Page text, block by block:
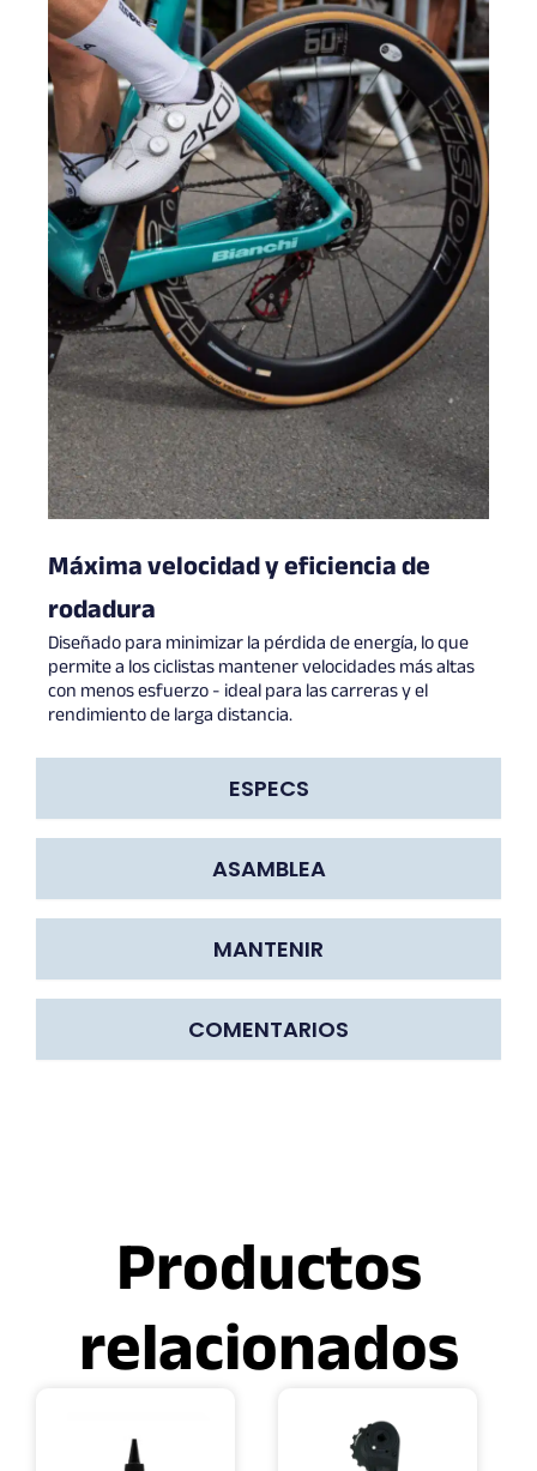
ESPECS
ASAMBLEA
MANTENIR
COMENTARIOS
Máxima velocidad y eficiencia de
rodadura
Diseñado para minimizar la pérdida de energía, lo que
permite a los ciclistas mantener velocidades más altas
con menos esfuerzo - ideal para las carreras y el
rendimiento de larga distancia.
Productos
relacionados